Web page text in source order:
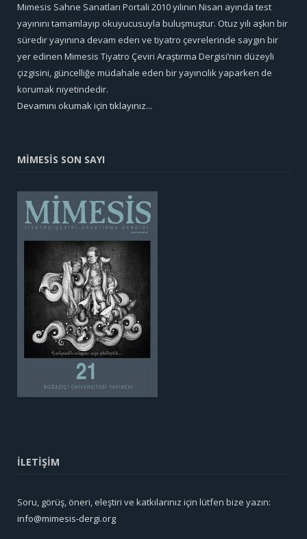
Mimesis Sahne Sanatları Portali 2010 yılının Nisan ayında test
yayınını tamamlayıp okuyucusuyla buluşmuştur. Otuz yılı aşkın bir
süredir yayınına devam eden ve tiyatro çevrelerinde saygın bir
yer edinen Mimesis Tiyatro Çeviri Araştırma Dergisi’nin düzeyli
çizgisini, güncelliğe müdahale eden bir yayıncılık yaparken de
korumak niyetindedir.
Devamını okumak için tıklayınız...
MİMESİS SON SAYI
İLETİŞİM
Soru, görüş, öneri, eleştiri ve katkılarınız için lütfen bize yazın:
info@mimesis-dergi.org